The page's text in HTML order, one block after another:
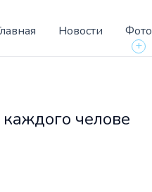
Новости
Фото
+
челове